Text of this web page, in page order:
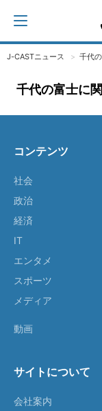
J-CASTニュース 千代
千代の富士に
コンテンツ
社会
政治
経済
IT
エンタメ
スポーツ
メディア
動画
サイトについて
会社案内